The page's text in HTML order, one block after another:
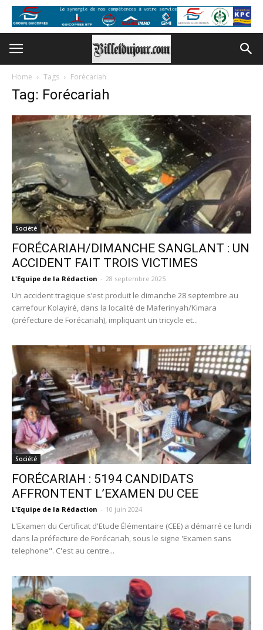
Home Tags Forécariah
Tag: Forécariah
Société
FORÉCARIAH/DIMANCHE SANGLANT : UN
ACCIDENT FAIT TROIS VICTIMES
L'Equipe de la Rédaction - 28 septembre 2025
Un accident tragique s’est produit le dimanche 28 septembre au
carrefour Kolayiré, dans la localité de Maferinyah/Kimara
(préfecture de Forécariah), impliquant un tricycle et...
Société
FORÉCARIAH : 5194 CANDIDATS
AFFRONTENT L’EXAMEN DU CEE
L'Equipe de la Rédaction - 10 juin 2024
L'Examen du Certificat d'Etude Élémentaire (CEE) a démarré ce lundi
dans la préfecture de Forécariah, sous le signe 'Examen sans
telephone". C'est au centre...